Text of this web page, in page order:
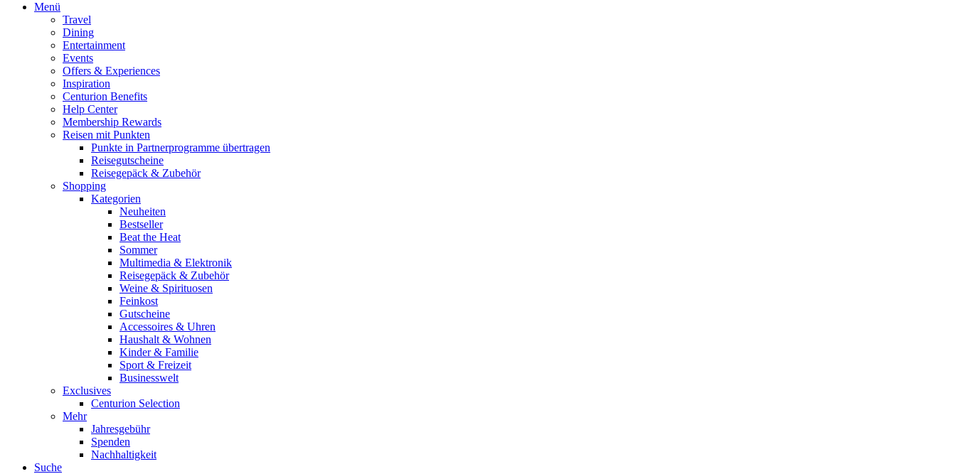
Menü
Travel
Dining
Entertainment
Events
Offers & Experiences
Inspiration
Centurion Benefits
Help Center
Membership Rewards
Reisen mit Punkten
Punkte in Partnerprogramme übertragen
Reisegutscheine
Reisegepäck & Zubehör
Shopping
Kategorien
Neuheiten
Bestseller
Beat the Heat
Sommer
Multimedia & Elektronik
Reisegepäck & Zubehör
Weine & Spirituosen
Feinkost
Gutscheine
Accessoires & Uhren
Haushalt & Wohnen
Kinder & Familie
Sport & Freizeit
Businesswelt
Exclusives
Centurion Selection
Mehr
Jahresgebühr
Spenden
Nachhaltigkeit
Suche